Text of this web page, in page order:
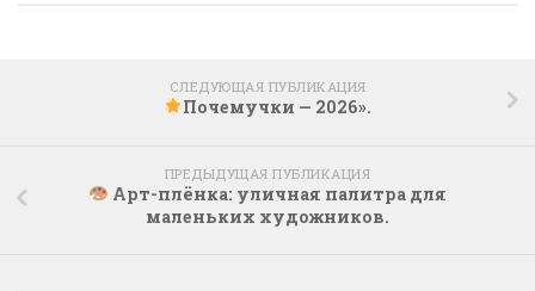
СЛЕДУЮЩАЯ ПУБЛИКАЦИЯ
Почемучки — 2026».
ПРЕДЫДУЩАЯ ПУБЛИКАЦИЯ
Арт-плёнка: уличная палитра для
маленьких художников.